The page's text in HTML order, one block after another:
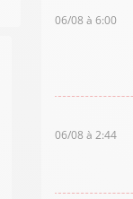
06/08 à 6:00
06/08 à 2:44